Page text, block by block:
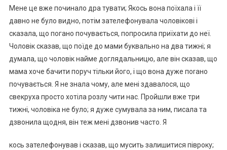
Мене це вже починало дра тувати; Якось вона поїхала і її
давно не було видно, потім зателефонувала чоловікові і
сказала, що погано почувається, попросила приїхати до неї.
Чоловік сказав, що поїде до мами буквально на два тижні; я
думала, що чоловік найме доглядальницю, але він сказав, що
мама хоче бачити поруч тільки його, і що вона дуже поrано
почувається. Я не знала чому, але мені здавалося, що
свекруха просто хотіла розлу чити нас. Пройшли вже три
тижні, чоловіка не було; я дуже сумувала за ним, писала та
дзвонила щодня, він теж мені дзвонив часто. Я
кось зателефонував і сказав, що мусить залишитися півроку;